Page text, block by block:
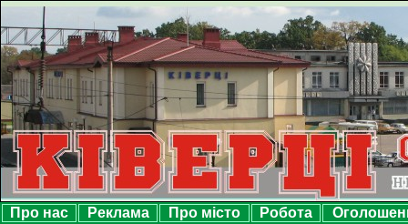
Про нас Реклама Про місто Робота